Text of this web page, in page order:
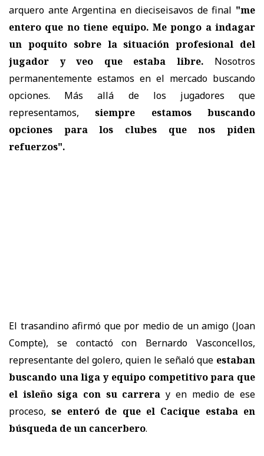
arquero ante Argentina en dieciseisavos de final "me
entero que no tiene equipo. Me pongo a indagar
un poquito sobre la situación profesional del
jugador y veo que estaba libre. Nosotros
permanentemente estamos en el mercado buscando
opciones. Más allá de los jugadores que
representamos,siempre estamos buscando
opciones para los clubes que nos piden
refuerzos".
El trasandino afirmó que por medio de un amigo (Joan
Compte), se contactó con Bernardo Vasconcellos,
representante del golero, quien le señaló que estaban
buscando una liga y equipo competitivo para que
el isleño siga con su carrera y en medio de ese
proceso,se enteró de que el Cacique estaba en
búsqueda de un cancerbero.